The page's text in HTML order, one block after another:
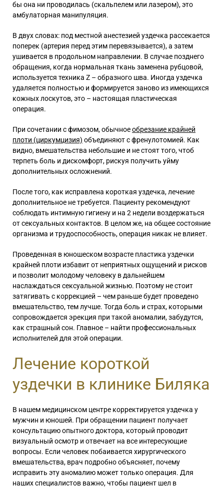
бы она ни проводилась (скальпелем или лазером), это
амбулаторная манипуляция.
В двух словах: под местной анестезией уздечка рассекается
поперек (артерия перед этим перевязывается), а затем
ушивается в продольном направлении. В случае позднего
обращения, когда нормальная ткань заменена рубцовой,
используется техника Z – образного шва. Иногда уздечка
удаляется полностью и формируется заново из имеющихся
кожных лоскутов, это – настоящая пластическая
операция.
При сочетании с фимозом, обычноеобрезание крайней
плоти (циркумцизия) объединяют с френулотомией. Как
видно, вмешательства небольшие и не стоят того, чтоб
терпеть боль и дискомфорт, рискуя получить уйму
дополнительных осложнений.
После того, как исправлена короткая уздечка, лечение
дополнительное не требуется. Пациенту рекомендуют
соблюдать интимную гигиену и на 2 недели воздержаться
от сексуальных контактов. В целом же, на общее состояние
организма и трудоспособность, операция никак не влияет.
Проведенная в юношеском возрасте пластика уздечки
крайней плоти избавит от неприятных ощущений и рисков
и позволит молодому человеку в дальнейшем
наслаждаться сексуальной жизнью. Поэтому не стоит
затягивать с коррекцией – чем раньше будет проведено
вмешательство, тем лучше. Тогда боль и страх, которыми
сопровождается эрекция при такой аномалии, забудутся,
как страшный сон. Главное – найти профессиональных
исполнителей для этой операции.
Лечение короткой
уздечки в клинике Биляка
В нашем медицинском центре корректируется уздечка у
мужчин и юношей. При обращении пациент получает
консультацию опытного доктора, который проводит
визуальный осмотр и отвечает на все интересующие
вопросы. Если человек побаивается хирургического
вмешательства, врач подробно объясняет, почему
исправить эту аномалию может только операция. Для
наших специалистов важно, чтобы пациент шел в